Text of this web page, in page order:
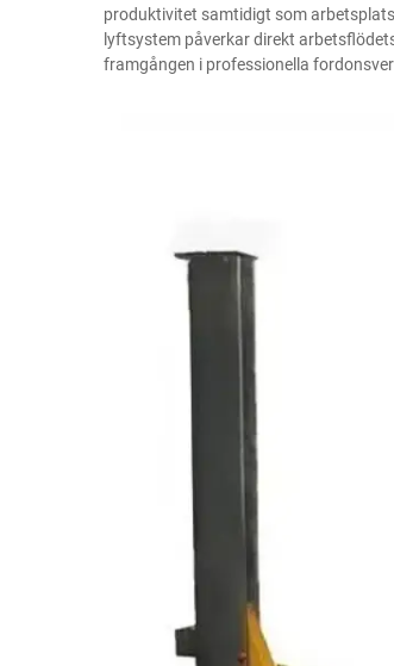
produktivitet samtidigt som
lyftsystem påverkar direkt
framgången i professionella